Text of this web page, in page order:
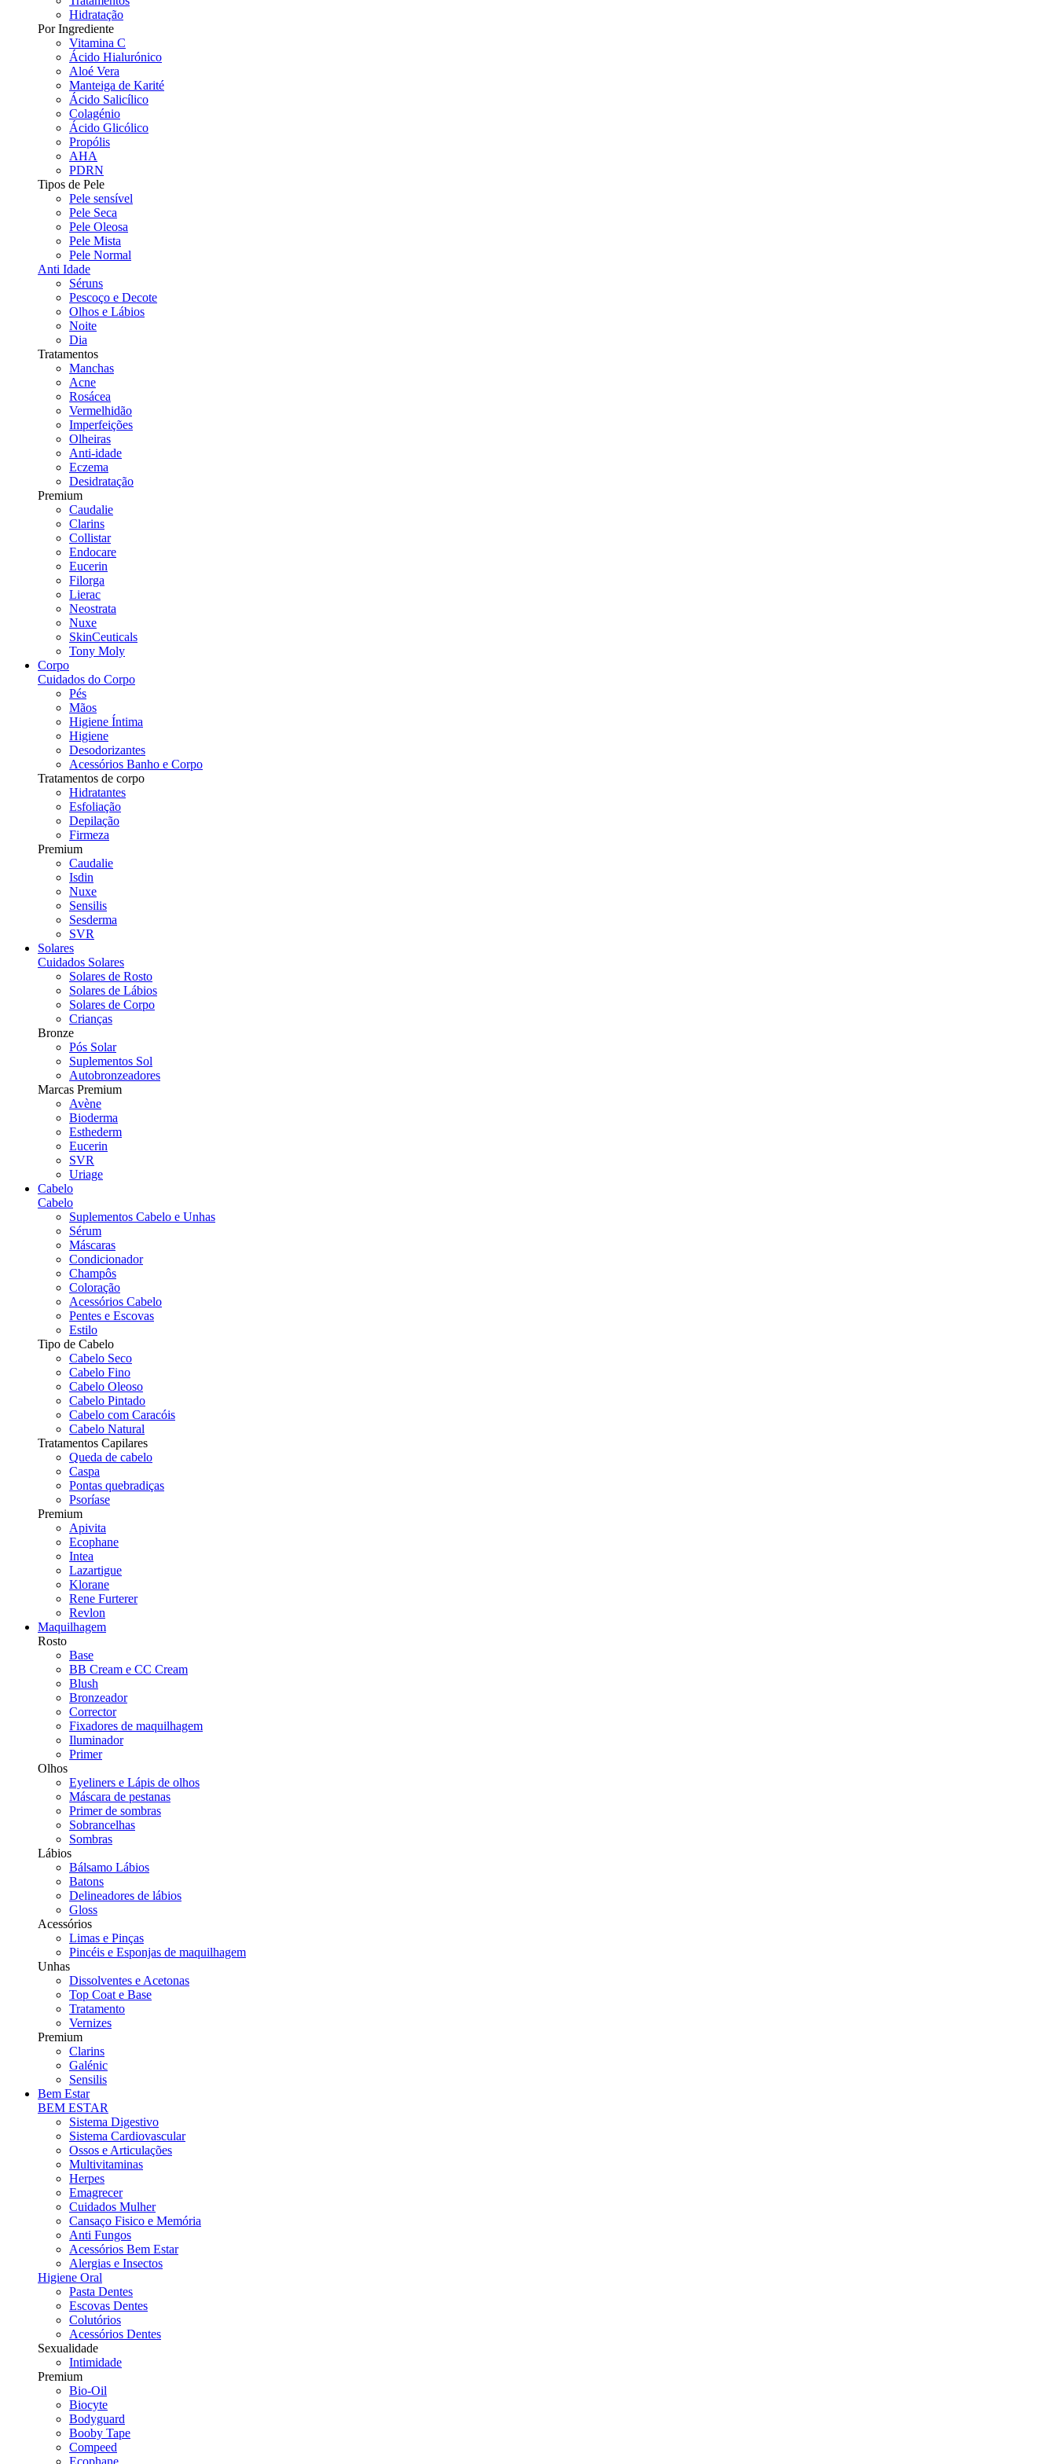
Hidratação
Por Ingrediente
Vitamina C
Ácido Hialurónico
Aloé Vera
Manteiga de Karité
Ácido Salicílico
Colagénio
Ácido Glicólico
Propólis
AHA
PDRN
Tipos de Pele
Pele sensível
Pele Seca
Pele Oleosa
Pele Mista
Pele Normal
Anti Idade
Séruns
Pescoço e Decote
Olhos e Lábios
Noite
Dia
Tratamentos
Manchas
Acne
Rosácea
Vermelhidão
Imperfeições
Olheiras
Anti-idade
Eczema
Desidratação
Premium
Caudalie
Clarins
Collistar
Endocare
Eucerin
Filorga
Lierac
Neostrata
Nuxe
SkinCeuticals
Tony Moly
Corpo
Cuidados do Corpo
Pés
Mãos
Higiene Íntima
Higiene
Desodorizantes
Acessórios Banho e Corpo
Tratamentos de corpo
Hidratantes
Esfoliação
Depilação
Firmeza
Premium
Caudalie
Isdin
Nuxe
Sensilis
Sesderma
SVR
Solares
Cuidados Solares
Solares de Rosto
Solares de Lábios
Solares de Corpo
Crianças
Bronze
Pós Solar
Suplementos Sol
Autobronzeadores
Marcas Premium
Avène
Bioderma
Esthederm
Eucerin
SVR
Uriage
Cabelo
Cabelo
Suplementos Cabelo e Unhas
Sérum
Máscaras
Condicionador
Champôs
Coloração
Acessórios Cabelo
Pentes e Escovas
Estilo
Tipo de Cabelo
Cabelo Seco
Cabelo Fino
Cabelo Oleoso
Cabelo Pintado
Cabelo com Caracóis
Cabelo Natural
Tratamentos Capilares
Queda de cabelo
Caspa
Pontas quebradiças
Psoríase
Premium
Apivita
Ecophane
Intea
Lazartigue
Klorane
Rene Furterer
Revlon
Maquilhagem
Rosto
Base
BB Cream e CC Cream
Blush
Bronzeador
Corrector
Fixadores de maquilhagem
Iluminador
Primer
Olhos
Eyeliners e Lápis de olhos
Máscara de pestanas
Primer de sombras
Sobrancelhas
Sombras
Lábios
Bálsamo Lábios
Batons
Delineadores de lábios
Gloss
Acessórios
Limas e Pinças
Pincéis e Esponjas de maquilhagem
Unhas
Dissolventes e Acetonas
Top Coat e Base
Tratamento
Vernizes
Premium
Clarins
Galénic
Sensilis
Bem Estar
BEM ESTAR
Sistema Digestivo
Sistema Cardiovascular
Ossos e Articulações
Multivitaminas
Herpes
Emagrecer
Cuidados Mulher
Cansaço Fisico e Memória
Anti Fungos
Acessórios Bem Estar
Alergias e Insectos
Higiene Oral
Pasta Dentes
Escovas Dentes
Colutórios
Acessórios Dentes
Sexualidade
Intimidade
Premium
Bio-Oil
Biocyte
Bodyguard
Booby Tape
Compeed
Ecophane